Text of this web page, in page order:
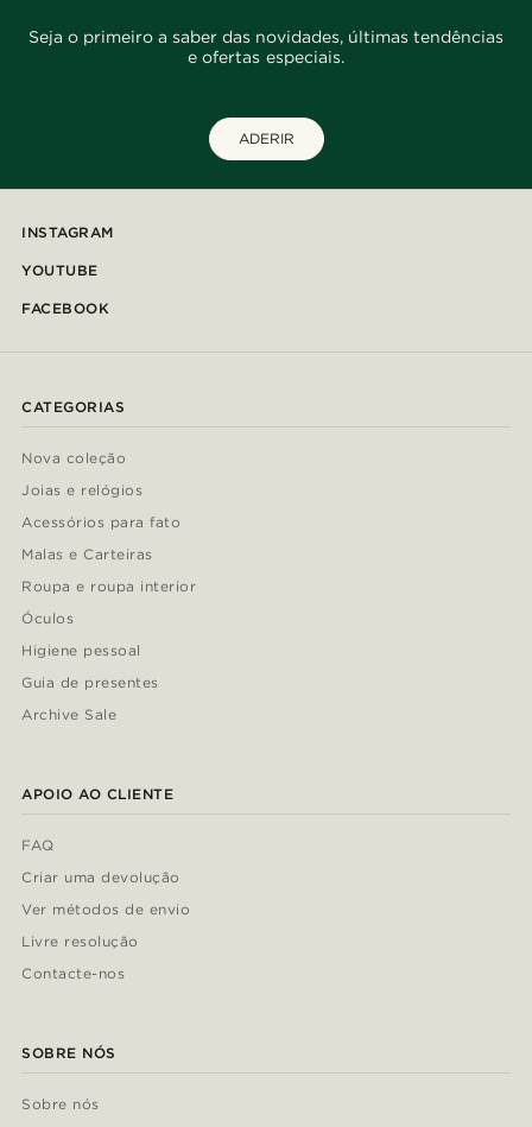
Seja o primeiro a saber das novidades, últimas tendências
e ofertas especiais.
ADERIR
INSTAGRAM
YOUTUBE
FACEBOOK
CATEGORIAS
Nova coleção
Joias e relógios
Acessórios para fato
Malas e Carteiras
Roupa e roupa interior
Óculos
Higiene pessoal
Guia de presentes
Archive Sale
APOIO AO CLIENTE
FAQ
Criar uma devolução
Ver métodos de envio
Livre resolução
Contacte-nos
SOBRE NÓS
Sobre nós